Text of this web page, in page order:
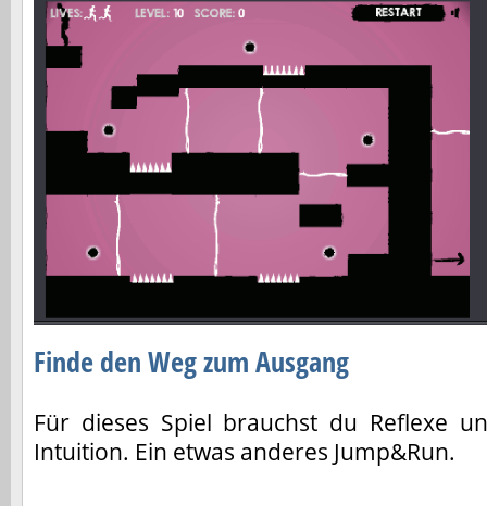
Finde den Weg zum Ausgang
Für dieses Spiel brauchst du Reflexe
Intuition. Ein etwas anderes Jump&Run.